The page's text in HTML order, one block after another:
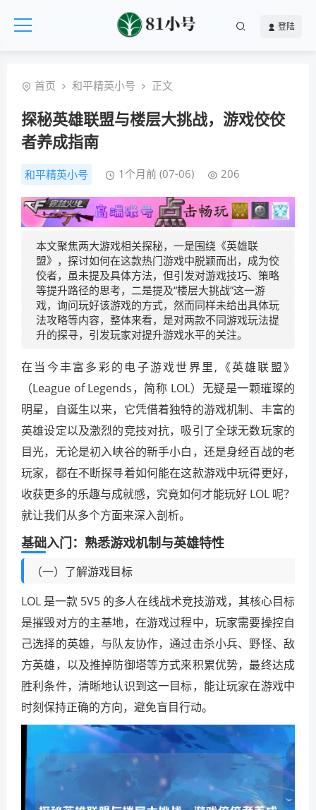
登陆
首页 和平精英小号 正文
探秘英雄联盟与楼层大挑战，游戏佼佼
者养成指南
和平精英小号 1个月前 (07-06) 206
本文聚焦两大游戏相关探秘，一是围绕《英雄联
盟》，探讨如何在这款热门游戏中脱颖而出，成为佼
佼者，虽未提及具体方法，但引发对游戏技巧、策略
等提升路径的思考，二是提及“楼层大挑战”这一游
戏，询问玩好该游戏的方式，然而同样未给出具体玩
法攻略等内容，整体来看，是对两款不同游戏玩法提
升的探寻，引发玩家对提升游戏水平的关注。
在当今丰富多彩的电子游戏世界里,《英雄联盟》
（League of Legends，简称 LOL）无疑是一颗璀璨的
明星，自诞生以来，它凭借着独特的游戏机制、丰富的
英雄设定以及激烈的竞技对抗，吸引了全球无数玩家的
目光，无论是初入峡谷的新手小白，还是身经百战的老
玩家，都在不断探寻着如何能在这款游戏中玩得更好，
收获更多的乐趣与成就感，究竟如何才能玩好 LOL 呢？
就让我们从多个方面来深入剖析。
基础入门：熟悉游戏机制与英雄特性
（一）了解游戏目标
LOL 是一款 5V5 的多人在线战术竞技游戏，其核心目标
是摧毁对方的主基地，在游戏过程中，玩家需要操控自
己选择的英雄，与队友协作，通过击杀小兵、野怪、敌
方英雄，以及推掉防御塔等方式来积累优势，最终达成
胜利条件，清晰地认识到这一目标，能让玩家在游戏中
时刻保持正确的方向，避免盲目行动。